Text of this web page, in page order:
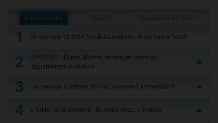
+ Populaires
1 Ils ont volé 12 Sifré Torah à Levallois… mais pas la Torah
2
URGENCE - Diane, 80 ans, en danger dans un
appartement insalubre
3 Je manque d'estime de moi, comment y remédier ?
4 L'édito de la semaine - En visite chez le Steipler